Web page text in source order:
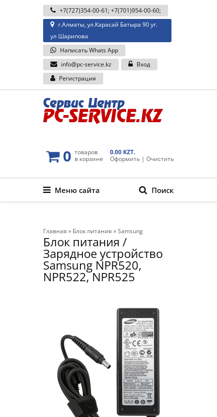
+7(727)354-00-61;+7(701)954-00-60;
г.Алматы, ул.Карасай Батыра 90 уг.
ул Шарипова
Написать Whats App
info@pc-service.kz
Вход
Регистрация
0 товаров
в корзине
0.00 KZT.
Оформить | Очистить
Меню сайта Поиск
Главная » Блок питания »Samsung
Блок питания /
Зарядное устройство
Samsung NPR520,
NPR522, NPR525